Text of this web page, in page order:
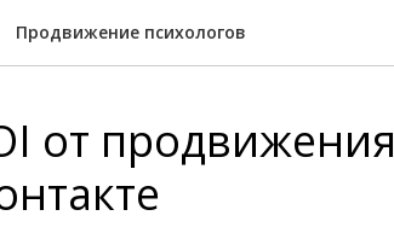
Продвижение психологов
от продвижения